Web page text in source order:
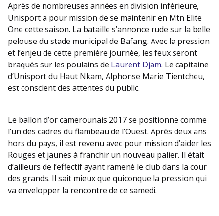
Après de nombreuses années en division inférieure,
Unisport a pour mission de se maintenir en Mtn Elite
One cette saison. La bataille s’annonce rude sur la belle
pelouse du stade municipal de Bafang. Avec la pression
et l’enjeu de cette première journée, les feux seront
braqués sur les poulains de Laurent Djam. Le capitaine
d’Unisport du Haut Nkam, Alphonse Marie Tientcheu,
est conscient des attentes du public.
Le ballon d’or camerounais 2017 se positionne comme
l’un des cadres du flambeau de l’Ouest. Après deux ans
hors du pays, il est revenu avec pour mission d’aider les
Rouges et jaunes à franchir un nouveau palier. Il était
d’ailleurs de l’effectif ayant ramené le club dans la cour
des grands. Il sait mieux que quiconque la pression qui
va envelopper la rencontre de ce samedi.